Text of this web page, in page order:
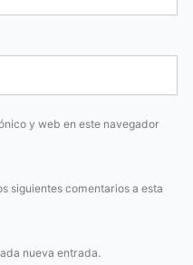
y web en este navegador
siguientes comentarios a esta
nueva entrada.